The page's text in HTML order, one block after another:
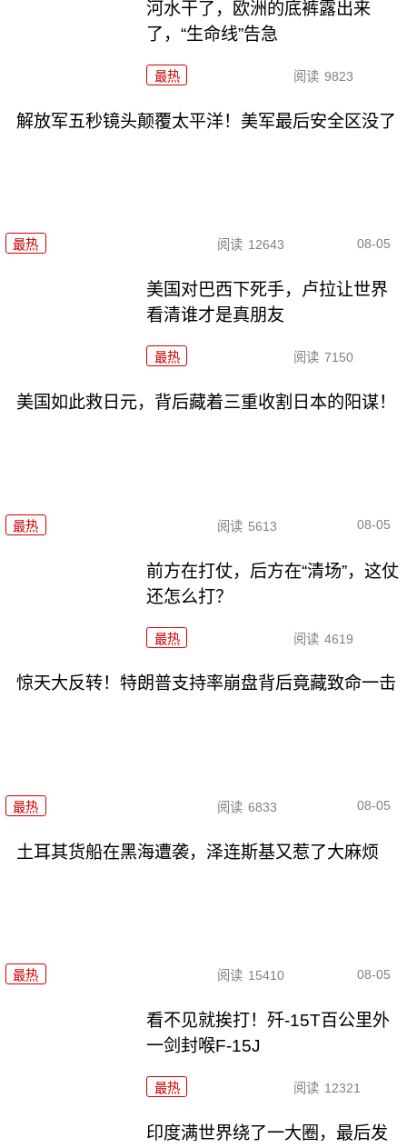
河水干了，欧洲的底裤露出来
了，“生命线”告急
最热 阅读 9823
解放军五秒镜头颠覆太平洋！美军最后安全区没了
最热 阅读 12643 08-05
美国对巴西下死手，卢拉让世界
看清谁才是真朋友
最热 阅读 7150
美国如此救日元，背后藏着三重收割日本的阳谋！
最热 阅读 5613 08-05
前方在打仗，后方在“清场”，这仗
还怎么打？
最热 阅读 4619
惊天大反转！特朗普支持率崩盘背后竟藏致命一击
最热 阅读 6833 08-05
土耳其货船在黑海遭袭，泽连斯基又惹了大麻烦
最热 阅读 15410 08-05
看不见就挨打！歼-15T百公里外
一剑封喉F-15J
最热 阅读 12321
印度满世界绕了一大圈，最后发